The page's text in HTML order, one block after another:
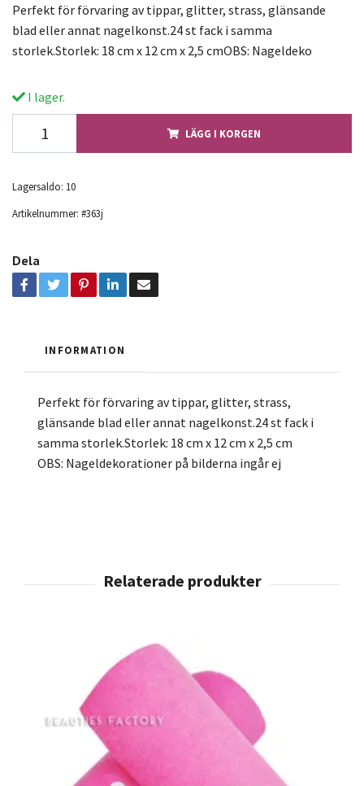
Perfekt för förvaring av tippar, glitter, strass, glänsande
blad eller annat nagelkonst.24 st fack i samma
storlek.Storlek: 18 cm x 12 cm x 2,5 cmOBS: Nageldeko
I lager.
LÄGG I KORGEN
Lagersaldo: 10
Artikelnummer: #363j
Dela
INFORMATION
Perfekt för förvaring av tippar, glitter, strass,
glänsande blad eller annat nagelkonst.24 st fack i
samma storlek.Storlek: 18 cm x 12 cm x 2,5 cm
OBS: Nageldekorationer på bilderna ingår ej